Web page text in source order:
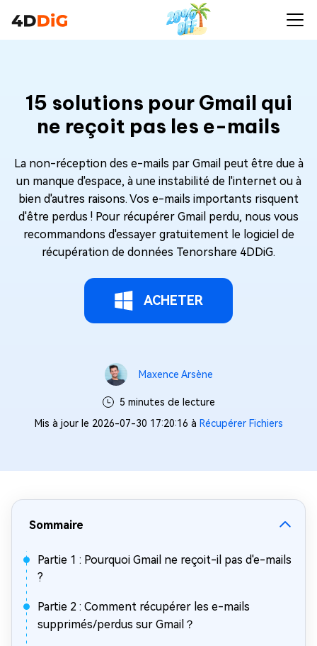
15 solutions pour Gmail qui
ne reçoit pas les e-mails
La non-réception des e-mails par Gmail peut être due à
un manque d'espace, à une instabilité de l'internet ou à
bien d'autres raisons. Vos e-mails importants risquent
d'être perdus ! Pour récupérer Gmail perdu, nous vous
recommandons d'essayer gratuitement le logiciel de
récupération de données Tenorshare 4DDiG.
ACHETER
Maxence Arsène
5 minutes de lecture
Mis à jour le 2026-07-30 17:20:16 à Récupérer Fichiers
Sommaire
Partie 1 : Pourquoi Gmail ne reçoit-il pas d'e-mails
?
Partie 2 : Comment récupérer les e-mails
supprimés/perdus sur Gmail？